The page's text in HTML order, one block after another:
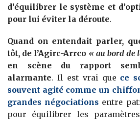
d’équilibrer le système et
pour lui éviter la déroute.
Quand on entendait parler,
tôt, de l’Agirc-Arrco « au bord de
en scène du rapport
alarmante. Il est vrai que ce
souvent agité comme un
grandes négociations entre
pour équilibrer les